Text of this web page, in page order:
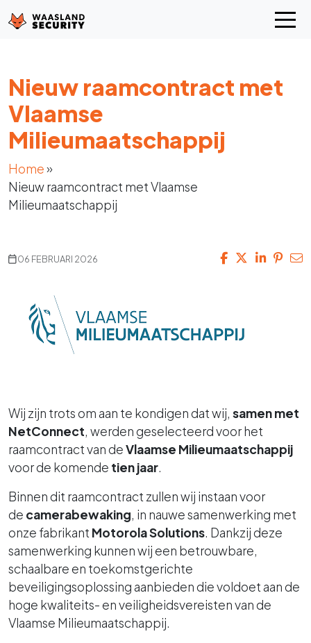
Nieuw raamcontract met
Vlaamse
Milieumaatschappij
Home»
Nieuw raamcontract met Vlaamse
Milieumaatschappij
06 FEBRUARI 2026
Wij zijn trots om aan te kondigen dat wij, samen met
NetConnect, werden geselecteerd voor het
raamcontract van deVlaamse Milieumaatschappij
voor de komende tien jaar.
Binnen dit raamcontract zullen wij instaan voor
de camerabewaking, in nauwe samenwerking met
onze fabrikant Motorola Solutions. Dankzij deze
samenwerking kunnen wij een betrouwbare,
schaalbare en toekomstgerichte
beveiligingsoplossing aanbieden die voldoet aan de
hoge kwaliteits- en veiligheidsvereisten van de
Vlaamse Milieumaatschappij.